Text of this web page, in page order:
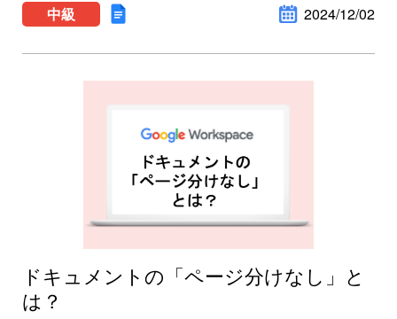
中級
2024/12/02
ドキュメントの「ページ分けなし」と
は？